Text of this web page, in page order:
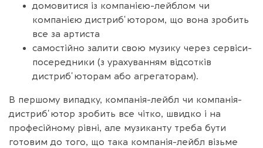
домовитися із компанією-лейблом чи
компанією дистрибʼютором, що вона зробить
все за артиста
самостійно залити свою музику через сервіси-
посередники (з урахуванням відсотків
дистрибʼюторам або агрегаторам).
В першому випадку, компанія-лейбл чи компанія-
дистрибʼютор зробить все чітко, швидко і на
професійному рівні, але музиканту треба бути
готовим до того, що така компанія-лейбл візьме